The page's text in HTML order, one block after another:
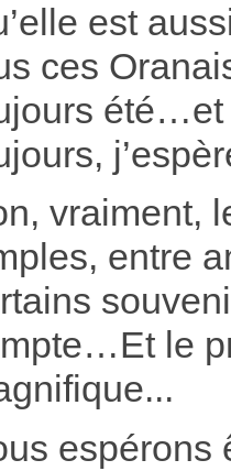
est
ces
été…et
vraiment,
entre
le
espérons